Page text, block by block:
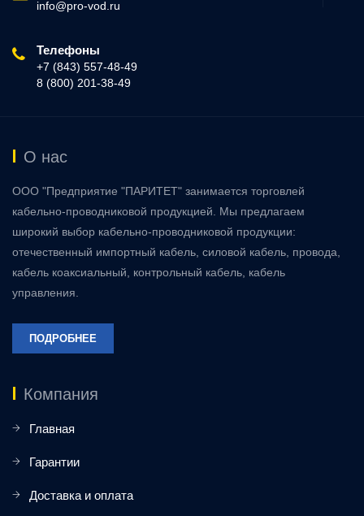
info@pro-vod.ru
Телефоны
+7 (843) 557-48-49
8 (800) 201-38-49
О нас
ООО "Предприятие "ПАРИТЕТ" занимается торговлей
кабельно-проводниковой продукцией. Мы предлагаем
широкий выбор кабельно-проводниковой продукции:
отечественный импортный кабель, силовой кабель, провода,
кабель коаксиальный, контрольный кабель, кабель
управления.
ПОДРОБНЕЕ
Компания
Главная
Гарантии
Доставка и оплата